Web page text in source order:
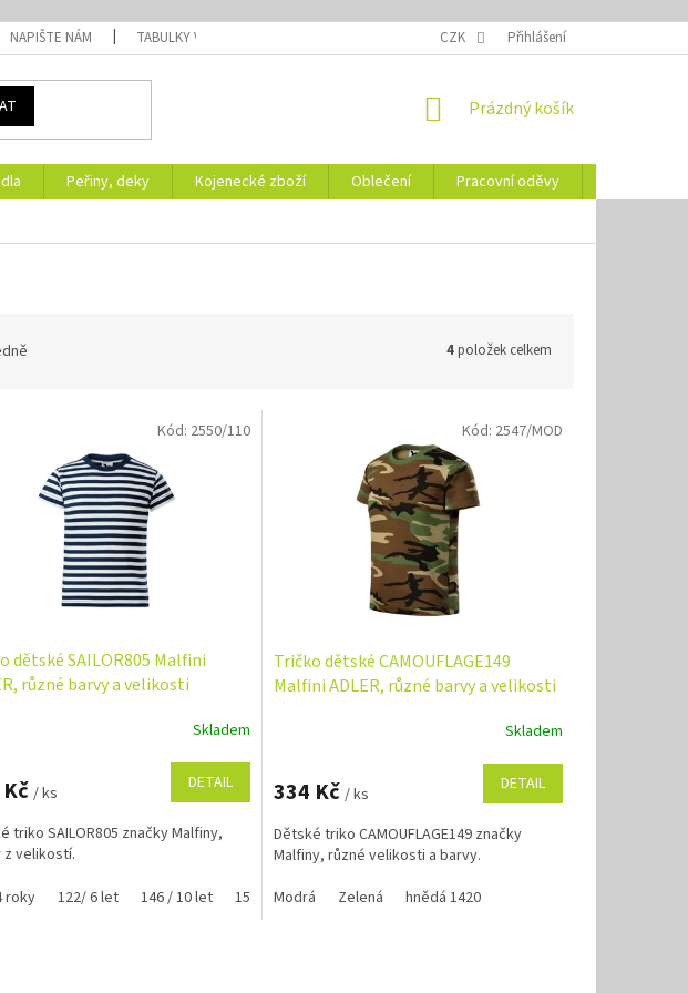
NAPIŠTE NÁM TABULKY VELIKOSTÍ NÁVODY NA ÚDRŽBU
CZK Přihlášení
NÁKUPNÍ
Prázdný košík
Peřiny, deky Kojenecké zboží Oblečení Pracovní oděvy
4položek celkem
dětské SAILOR805 Malfini
různé barvy a velikosti
Skladem
/ ks DETAIL
triko SAILOR805 značky Malfiny,
velikostí.
roky
122/ 6 let 146 / 10 let 158 / 12 let
Kód: 2550/110
Tričko dětské CAMOUFLAGE149
Malfini ADLER, různé barvy a velikosti
Skladem
334 Kč / ks DETAIL
Dětské triko CAMOUFLAGE149 značky
Malfiny, různé velikosti a barvy.
Modrá
Zelená hnědá 1420
Kód: 2547/MOD